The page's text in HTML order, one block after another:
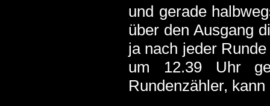
und gerade
über den Ausgang
ja nach jeder
um 12.39 Uhr
Rundenzähler,